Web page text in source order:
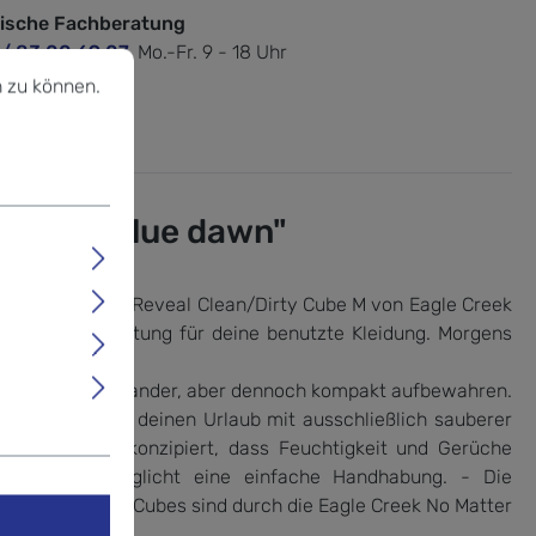
Fachberatung
83 00 69 07. Mo.-Fr. 9 - 18 Uhr
M, blue dawn"
Der Pack-It Reveal Clean/Dirty Cube M von Eagle Creek
Beschichtung für deine benutzte Kleidung. Morgens
voneinander, aber dennoch kompakt aufbewahren.
kannst du deinen Urlaub mit ausschließlich sauberer
ist so konzipiert, dass Feuchtigkeit und Gerüche
ermöglicht eine einfache Handhabung. - Die
Diese PackCubes sind durch die Eagle Creek No Matter
Mehr Informationen ...
können.